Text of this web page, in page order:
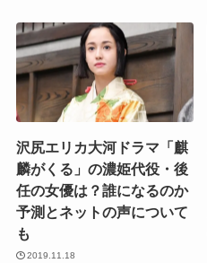
)
沢尻エリカ大河ドラマ「麒
麟がくる」の濃姫代役・後
任の女優は？誰になるのか
予測とネットの声について
も
2019.11.18